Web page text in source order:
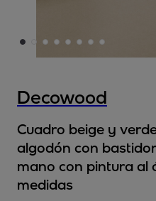
Decowood
Cuadro beige y
algodón con
mano con pintura al
medidas